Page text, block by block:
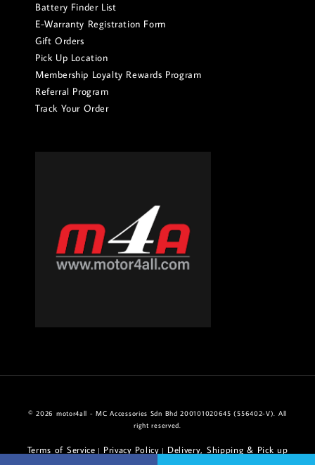
Battery Finder List
E-Warranty Registration Form
Gift Orders
Pick Up Location
Membership Loyalty Rewards Program
Referral Program
Track Your Order
© 2026 motor4all - MC Accessories Sdn Bhd 200101020645 (556402-V). All
right reserved.
Terms of Service | Privacy Policy | Delivery, Shipping & Pick up